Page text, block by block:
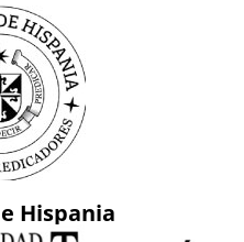
Hispania